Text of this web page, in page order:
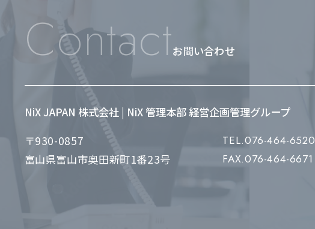
Contactお問い合わせ
NiX JAPAN 株式会社 | NiX 管理本部 経営企画管理グループ
〒930-0857
富山県富山市奥田新町1番23号
TEL.076-464-6520
FAX.076-464-6671